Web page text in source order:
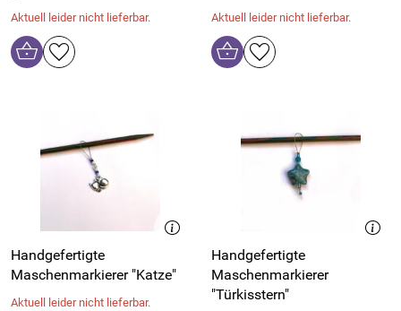
Aktuell leider nicht lieferbar. Aktuell leider nicht lieferbar.
Handgefertigte
Maschenmarkierer "Katze"
Aktuell leider nicht lieferbar.
Handgefertigte
Maschenmarkierer
"Türkisstern"